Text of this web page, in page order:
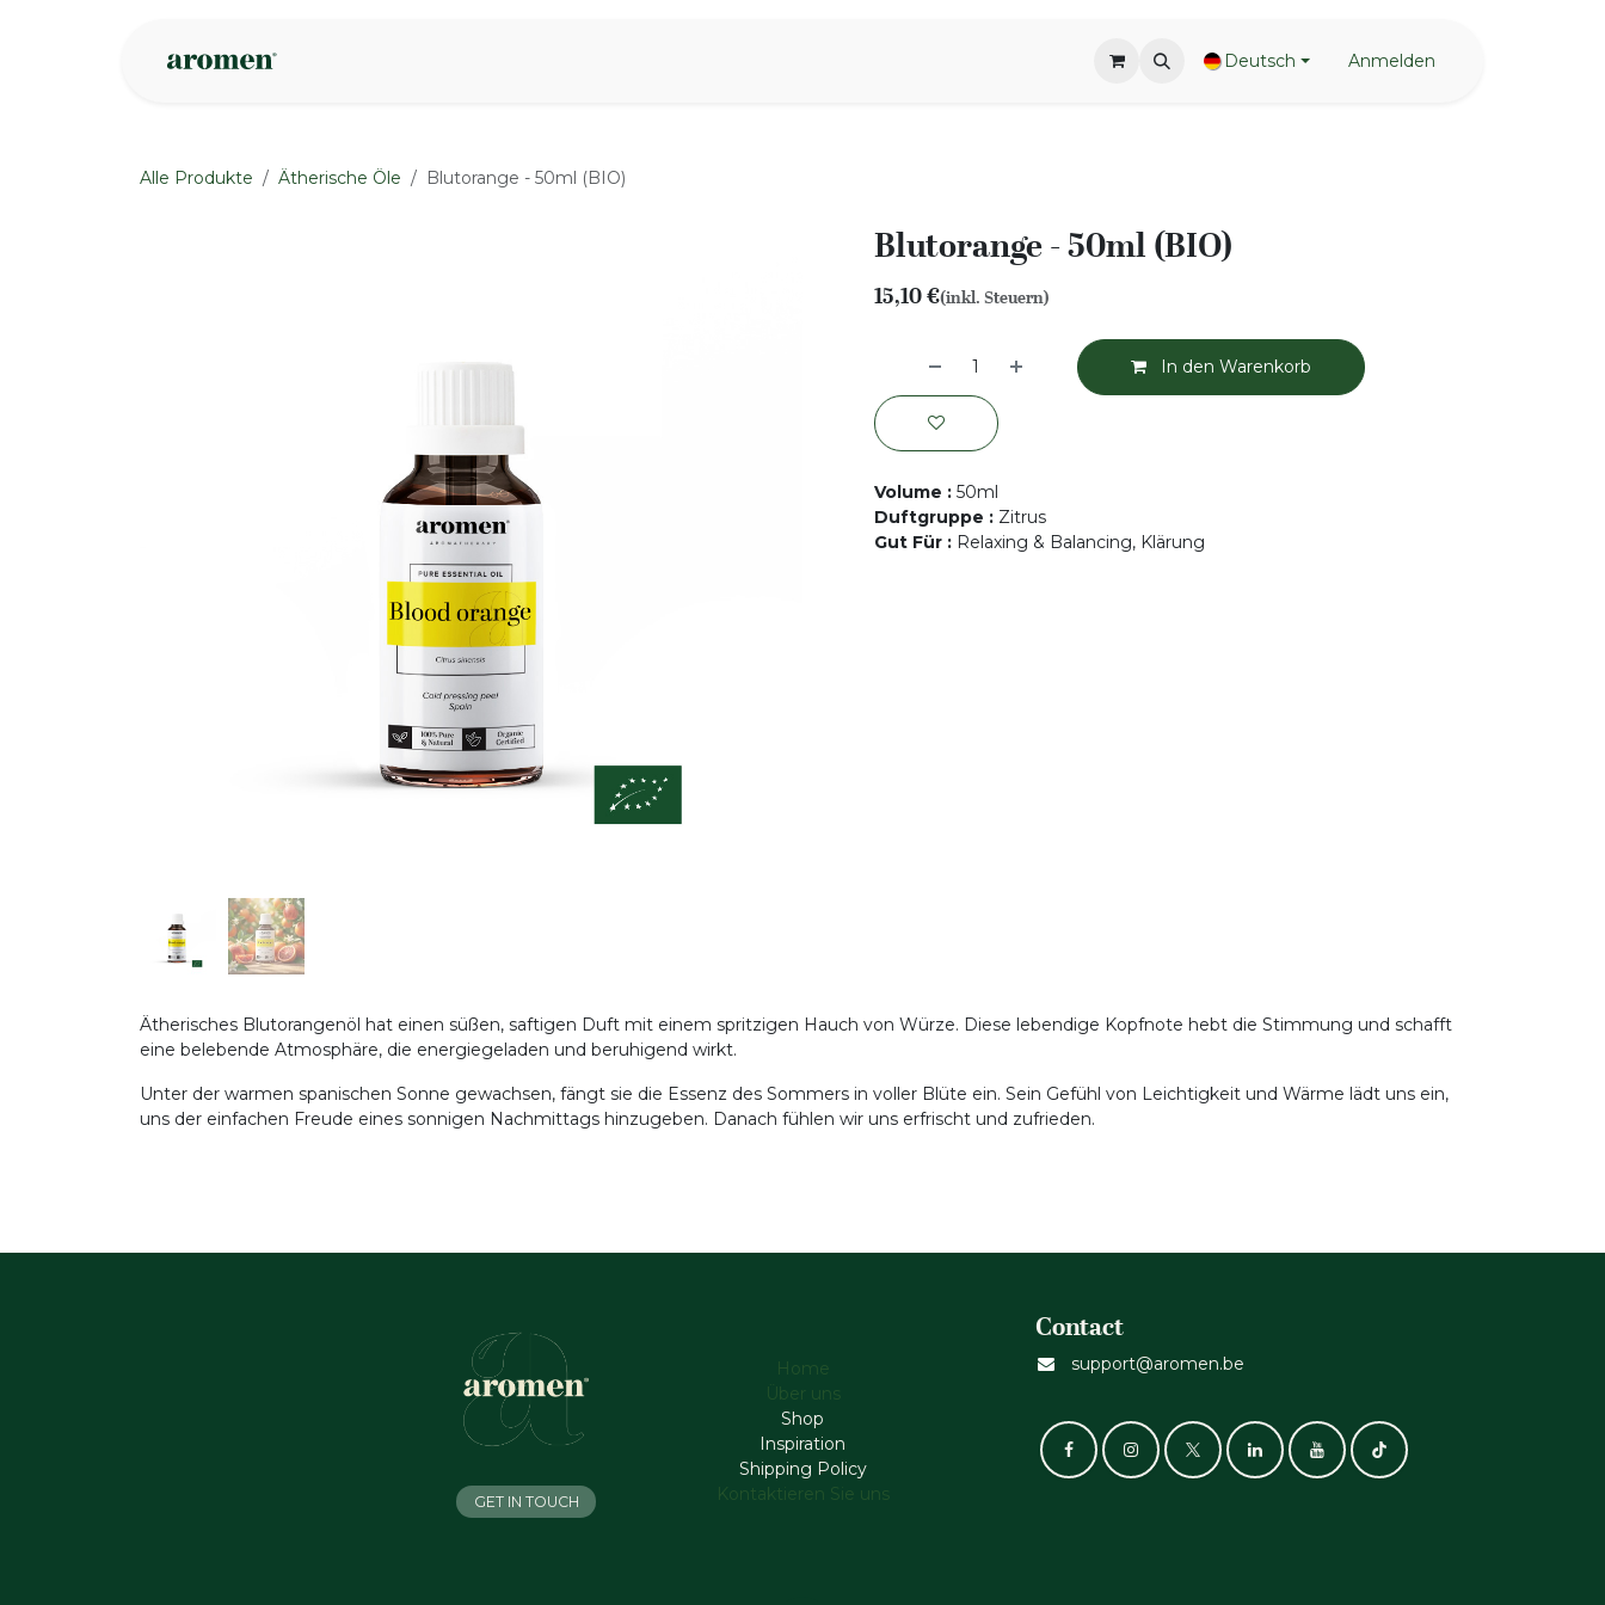
Deutsch Anmelden
Alle Produkte Ätherische Öle Blutorange - 50ml (BIO)
Blutorange - 50ml (BIO)
15,10€(inkl. Steuern)
In den Warenkorb
Volume : 50ml
Duftgruppe : Zitrus
Gut Für : Relaxing & Balancing, Klärung
Ätherisches Blutorangenöl hat einen süßen, saftigen Duft mit einem spritzigen Hauch von Würze. Diese lebendige Kopfnote hebt die Stimmung und schafft
eine belebende Atmosphäre, die energiegeladen und beruhigend wirkt.
Unter der warmen spanischen Sonne gewachsen, fängt sie die Essenz des Sommers in voller Blüte ein. Sein Gefühl von Leichtigkeit und Wärme lädt uns ein,
uns der einfachen Freude eines sonnigen Nachmittags hinzugeben. Danach fühlen wir uns erfrischt und zufrieden.
Home
Über uns
Shop
Inspiration
Shipping Policy
Kontaktieren Sie uns
Contact
support@aromen.be
GET IN TOUCH